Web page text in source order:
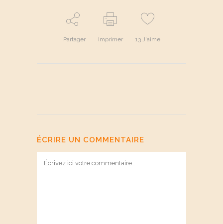
Partager Imprimer 13J'aime
ÉCRIRE UN COMMENTAIRE